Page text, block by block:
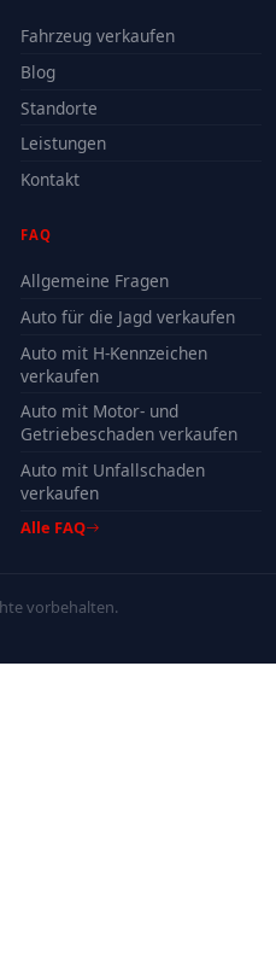
Fahrzeug verkaufen
Blog
Standorte
Leistungen
Kontakt
FAQ
Allgemeine Fragen
Auto für die Jagd verkaufen
Auto mit H-Kennzeichen
verkaufen
Auto mit Motor- und
Getriebeschaden verkaufen
Auto mit Unfallschaden
verkaufen
Alle FAQ
vorbehalten.